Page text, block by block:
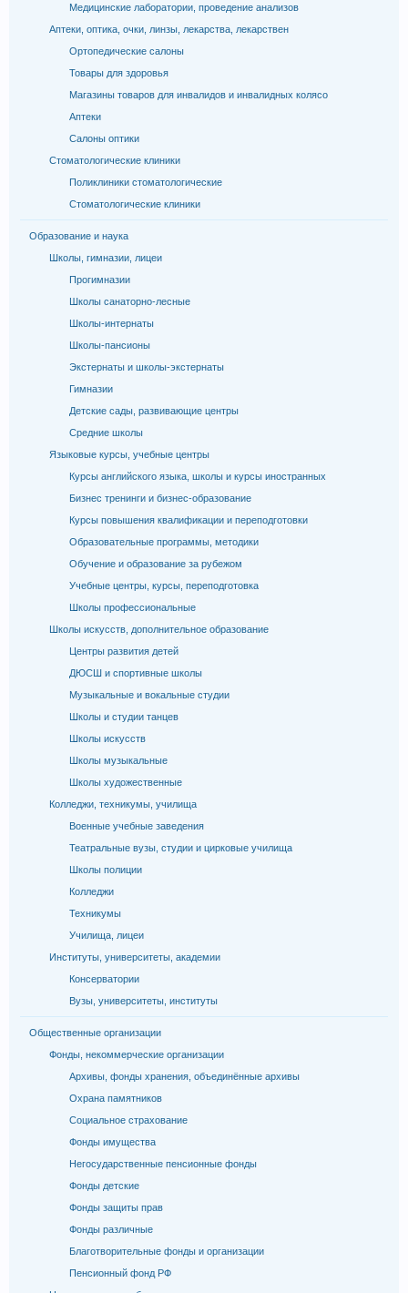
Медицинские лаборатории, проведение анализов
Аптеки, оптика, очки, линзы, лекарства, лекарствен
Ортопедические салоны
Товары для здоровья
Магазины товаров для инвалидов и инвалидных колясо
Аптеки
Салоны оптики
Стоматологические клиники
Поликлиники стоматологические
Стоматологические клиники
Образование и наука
Школы, гимназии, лицеи
Прогимназии
Школы санаторно-лесные
Школы-интернаты
Школы-пансионы
Экстернаты и школы-экстернаты
Гимназии
Детские сады, развивающие центры
Средние школы
Языковые курсы, учебные центры
Курсы английского языка, школы и курсы иностранных
Бизнес тренинги и бизнес-образование
Курсы повышения квалификации и переподготовки
Образовательные программы, методики
Обучение и образование за рубежом
Учебные центры, курсы, переподготовка
Школы профессиональные
Школы искусств, дополнительное образование
Центры развития детей
ДЮСШ и спортивные школы
Музыкальные и вокальные студии
Школы и студии танцев
Школы искусств
Школы музыкальные
Школы художественные
Колледжи, техникумы, училища
Военные учебные заведения
Театральные вузы, студии и цирковые училища
Школы полиции
Колледжи
Техникумы
Училища, лицеи
Институты, университеты, академии
Консерватории
Вузы, университеты, институты
Общественные организации
Фонды, некоммерческие организации
Архивы, фонды хранения, объединённые архивы
Охрана памятников
Социальное страхование
Фонды имущества
Негосударственные пенсионные фонды
Фонды детские
Фонды защиты прав
Фонды различные
Благотворительные фонды и организации
Пенсионный фонд РФ